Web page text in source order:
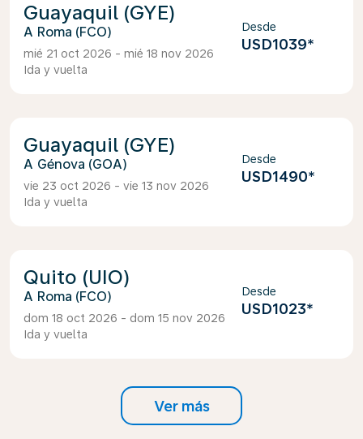
Guayaquil (GYE)
Roma (FCO)
mié 21 oct 2026 - mié 18 nov 2026
Ida y vuelta
Desde
USD1039*
Guayaquil (GYE)
Génova (GOA)
vie 23 oct 2026 - vie 13 nov 2026
Ida y vuelta
Desde
USD1490*
Quito (UIO)
Roma (FCO)
dom 18 oct 2026 - dom 15 nov 2026
Ida y vuelta
Desde
USD1023*
Ver más